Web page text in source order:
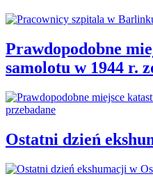
Prawdopodobne
samolotu w 1944 r.
Ostatni dzień